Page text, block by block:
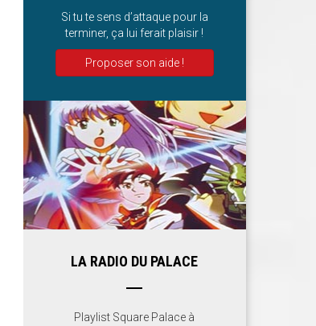
Si tu te sens d’attaque pour la
terminer, ça lui ferait plaisir !
Proposer son aide !
LA RADIO DU PALACE
Playlist Square Palace à